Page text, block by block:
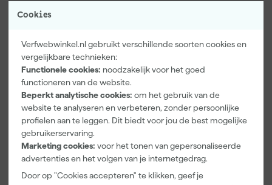
Cookies
Verfwebwinkel.nl gebruikt verschillende soorten cookies en
vergelijkbare technieken:
Functionele cookies: noodzakelijk voor het goed
functioneren van de website.
Beperkt analytische cookies: om het gebruik van de
website te analyseren en verbeteren, zonder persoonlijke
profielen aan te leggen. Dit biedt voor jou de best mogelijke
gebruikerservaring.
Marketing cookies: voor het tonen van gepersonaliseerde
advertenties en het volgen van je internetgedrag.
Door op "Cookies accepteren" te klikken, geef je
Little Greene
Kip Tape
Go!Paint Roll